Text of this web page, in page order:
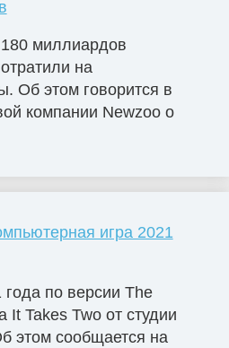
миллиардов
на
Об этом говорится в
компании Newzoo о
игра 2021
по версии The
It Takes Two от студии
этом сообщается на